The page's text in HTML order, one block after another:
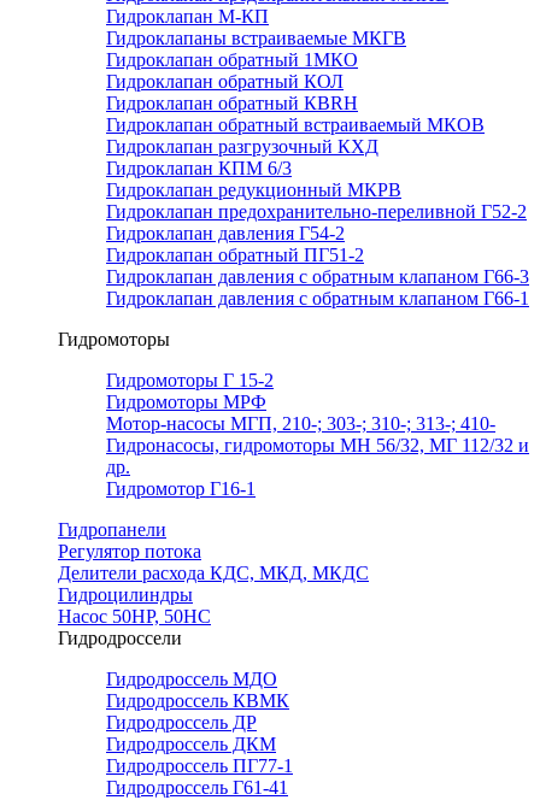
Гидроклапан М-КП
Гидроклапаны встраиваемые МКГВ
Гидроклапан обратный 1МКО
Гидроклапан обратный КОЛ
Гидроклапан обратный КВRН
Гидроклапан обратный встраиваемый МКОВ
Гидроклапан разгрузочный КХД
Гидроклапан КПМ 6/3
Гидроклапан редукционный МКРВ
Гидроклапан предохранительно-переливной Г52-2
Гидроклапан давления Г54-2
Гидроклапан обратный ПГ51-2
Гидроклапан давления с обратным клапаном Г66-3
Гидроклапан давления с обратным клапаном Г66-1
Гидромоторы
Гидромоторы Г 15-2
Гидромоторы МРФ
Мотор-насосы МГП, 210-; 303-; 310-; 313-; 410-
Гидронасосы, гидромоторы МН 56/32, МГ 112/32 и
др.
Гидромотор Г16-1
Гидропанели
Регулятор потока
Делители расхода КДС, МКД, МКДС
Гидроцилиндры
Насос 50НР, 50НС
Гидродроссели
Гидродроссель МДО
Гидродроссель КВМК
Гидродроссель ДР
Гидродроссель ДКМ
Гидродроссель ПГ77-1
Гидродроссель Г61-41